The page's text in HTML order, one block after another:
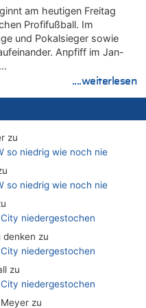
am heutigen Freitag
Profifußball. Im
und Pokalsieger sowie
Anpfiff im Jan-
....weiterlesen
zu
so niedrig wie noch nie
so niedrig wie noch nie
niedergestochen
zu
niedergestochen
zu
niedergestochen
zu